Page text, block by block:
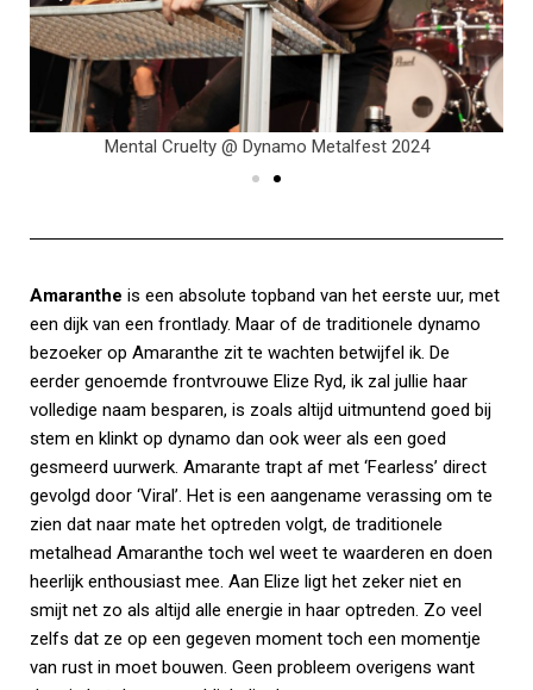
Mental Cruelty @ Dynamo Metalfest 2024
Amaranthe is een absolute topband van het eerste uur, met
een dijk van een frontlady. Maar of de traditionele dynamo
bezoeker op Amaranthe zit te wachten betwijfel ik. De
eerder genoemde frontvrouwe Elize Ryd, ik zal jullie haar
volledige naam besparen, is zoals altijd uitmuntend goed bij
stem en klinkt op dynamo dan ook weer als een goed
gesmeerd uurwerk. Amarante trapt af met ‘Fearless’ direct
gevolgd door ‘Viral’. Het is een aangename verassing om te
zien dat naar mate het optreden volgt, de traditionele
metalhead Amaranthe toch wel weet te waarderen en doen
heerlijk enthousiast mee. Aan Elize ligt het zeker niet en
smijt net zo als altijd alle energie in haar optreden. Zo veel
zelfs dat ze op een gegeven moment toch een momentje
van rust in moet bouwen. Geen probleem overigens want